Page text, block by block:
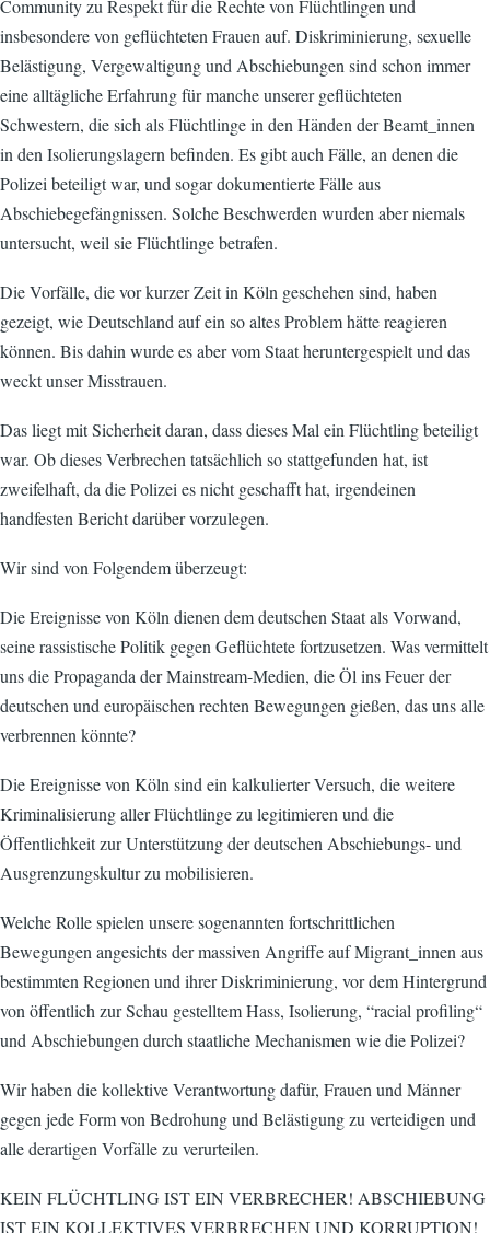
Community zu Respekt für die Rechte von Flüchtlingen und
insbesondere von geflüchteten Frauen auf. Diskriminierung, sexuelle
Belästigung, Vergewaltigung und Abschiebungen sind schon immer
eine alltägliche Erfahrung für manche unserer geflüchteten
Schwestern, die sich als Flüchtlinge in den Händen der Beamt_innen
in den Isolierungslagern befinden. Es gibt auch Fälle, an denen die
Polizei beteiligt war, und sogar dokumentierte Fälle aus
Abschiebegefängnissen. Solche Beschwerden wurden aber niemals
untersucht, weil sie Flüchtlinge betrafen.
Die Vorfälle, die vor kurzer Zeit in Köln geschehen sind, haben
gezeigt, wie Deutschland auf ein so altes Problem hätte reagieren
können. Bis dahin wurde es aber vom Staat heruntergespielt und das
weckt unser Misstrauen.
Das liegt mit Sicherheit daran, dass dieses Mal ein Flüchtling beteiligt
war. Ob dieses Verbrechen tatsächlich so stattgefunden hat, ist
zweifelhaft, da die Polizei es nicht geschafft hat, irgendeinen
handfesten Bericht darüber vorzulegen.
Wir sind von Folgendem überzeugt:
Die Ereignisse von Köln dienen dem deutschen Staat als Vorwand,
seine rassistische Politik gegen Geflüchtete fortzusetzen. Was vermittelt
uns die Propaganda der Mainstream-Medien, die Öl ins Feuer der
deutschen und europäischen rechten Bewegungen gießen, das uns alle
verbrennen könnte?
Die Ereignisse von Köln sind ein kalkulierter Versuch, die weitere
Kriminalisierung aller Flüchtlinge zu legitimieren und die
Öffentlichkeit zur Unterstützung der deutschen Abschiebungs- und
Ausgrenzungskultur zu mobilisieren.
Welche Rolle spielen unsere sogenannten fortschrittlichen
Bewegungen angesichts der massiven Angriffe auf Migrant_innen aus
bestimmten Regionen und ihrer Diskriminierung, vor dem Hintergrund
von öffentlich zur Schau gestelltem Hass, Isolierung, “racial profiling“
und Abschiebungen durch staatliche Mechanismen wie die Polizei?
Wir haben die kollektive Verantwortung dafür, Frauen und Männer
gegen jede Form von Bedrohung und Belästigung zu verteidigen und
alle derartigen Vorfälle zu verurteilen.
KEIN FLÜCHTLING IST EIN VERBRECHER! ABSCHIEBUNG
IST EIN KOLLEKTIVES VERBRECHEN UND KORRUPTION!